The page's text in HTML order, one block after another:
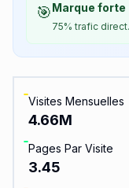
🎯Marque forte
75% trafic
Visites Mensuelles
4.66M
Pages Par Visite
3.45